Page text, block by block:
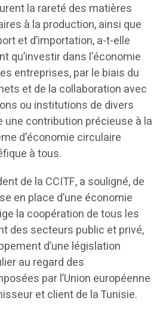
la rareté des matières
à la production, ainsi que
et d’importation, a-t-elle
qu’investir dans l’économie
entreprises, par le biais du
et de la collaboration avec
ou institutions de divers
contribution précieuse à la
d’économie circulaire
à tous.
de la CCITF, a souligné, de
en place d’une économie
la coopération de tous les
des secteurs public et privé,
d’une législation
au regard des
par l’Union européenne
et client de la Tunisie.